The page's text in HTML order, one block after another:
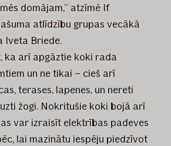
domājam,” atzīmē If
atlīdzību grupas vecākā
Iveta Briede.
ka arī apgāztie koki rada
un ne tikai – cieš arī
terases, lapenes, un nereti
žogi. Nokritušie koki bojā arī
var izraisīt elektrības padeves
lai mazinātu iespēju piedzīvot